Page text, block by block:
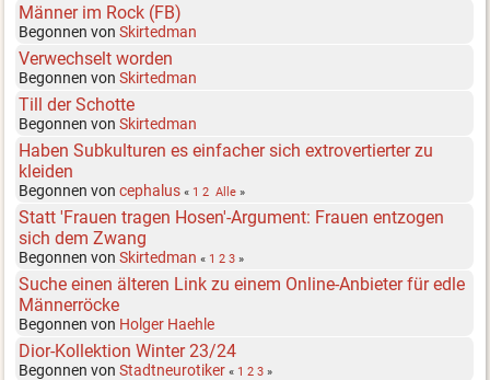
Männer im Rock (FB)
Begonnen vonSkirtedman
Verwechselt worden
Begonnen vonSkirtedman
Till der Schotte
Begonnen vonSkirtedman
Haben Subkulturen es einfacher sich extrovertierter zu
kleiden
Begonnen voncephalus « 1 2 Alle »
Statt 'Frauen tragen Hosen'-Argument: Frauen entzogen
sich dem Zwang
Begonnen vonSkirtedman « 1 2 3 »
Suche einen älteren Link zu einem Online-Anbieter für edle
Männerröcke
Begonnen von Holger Haehle
Dior-Kollektion Winter 23/24
Begonnen vonStadtneurotiker « 1 2 3 »